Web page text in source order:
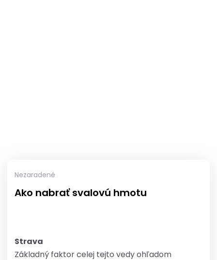
Nezaradené
Ako nabrať svalovú hmotu
Strava
Základný faktor celej tejto vedy ohľadom